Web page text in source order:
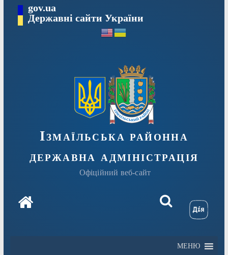
вмісту
gov.ua
Державні сайти України
Ізмаїльська районна
державна адміністрація
Офіційний веб-сайт
МЕНЮ